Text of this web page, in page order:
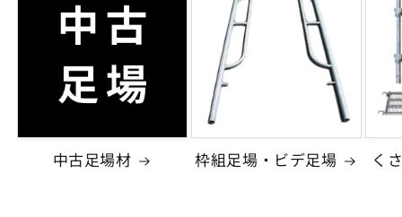
中古足場材 枠組足場・ビデ足場 く